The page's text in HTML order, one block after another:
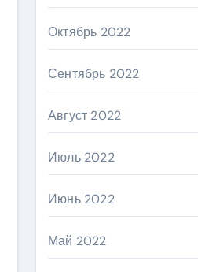
Октябрь 2022
Сентябрь 2022
Август 2022
Июль 2022
Июнь 2022
Май 2022